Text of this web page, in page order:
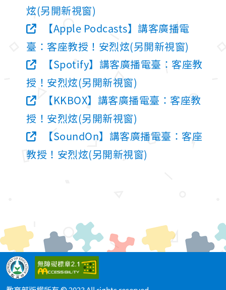
炫(另開新視窗)
【Apple Podcasts】講客廣播電
臺：客座教授！安烈炫(另開新視窗)
【Spotify】講客廣播電臺：客座教
授！安烈炫(另開新視窗)
【KKBOX】講客廣播電臺：客座教
授！安烈炫(另開新視窗)
【SoundOn】講客廣播電臺：客座
教授！安烈炫(另開新視窗)